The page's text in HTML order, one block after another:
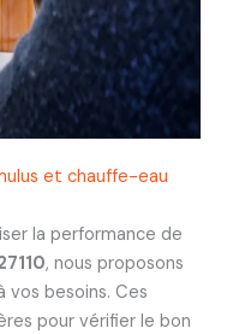
et chauffe-eau
la performance de
, nous proposons
besoins. Ces
pour vérifier le bon